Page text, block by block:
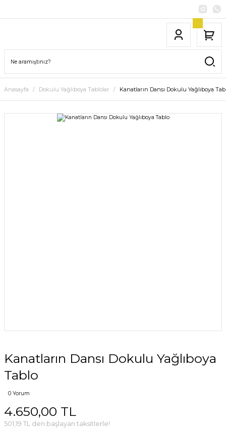
Anasayfa Dokulu Yağlıboya Tablolar Kanatların Dansı Dokulu Yağlıboya
Kanatların Dansı Dokulu Yağlıboya
Tablo
0 Yorum
4.650,00 TL
501,19 TL den başlayan taksitlerle!